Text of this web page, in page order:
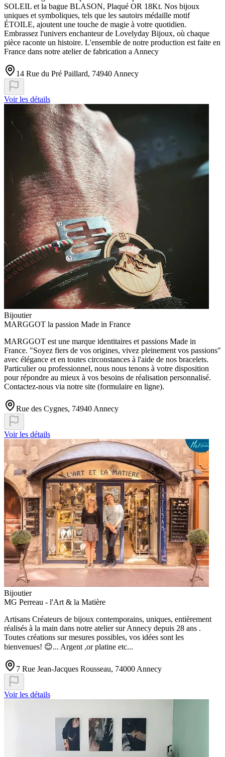
SOLEIL et la bague BLASON, Plaqué OR 18Kt. Nos bijoux
uniques et symboliques, tels que les sautoirs médaille motif
ÉTOILE, ajoutent une touche de magie à votre quotidien.
Embrassez l'univers enchanteur de Lovelyday Bijoux, où chaque
pièce raconte un histoire. L'ensemble de notre production est faite en
France dans notre atelier de fabrication a Annecy
14 Rue du Pré Paillard, 74940 Annecy
Voir les détails
Bijoutier
MARGGOT la passion Made in France
MARGGOT est une marque identitaires et passions Made in
France. "Soyez fiers de vos origines, vivez pleinement vos passions"
avec élégance et en toutes circonstances à l'aide de nos bracelets.
Particulier ou professionnel, nous nous tenons à votre disposition
pour répondre au mieux à vos besoins de réalisation personnalisé.
Contactez-nous via notre site (formulaire en ligne).
Rue des Cygnes, 74940 Annecy
Voir les détails
Bijoutier
MG Perreau - l'Art & la Matière
Artisans Créateurs de bijoux contemporains, uniques, entièrement
réalisés à la main dans notre atelier sur Annecy depuis 28 ans .
Toutes créations sur mesures possibles, vos idées sont les
bienvenues! 😊... Argent ,or platine etc...
7 Rue Jean-Jacques Rousseau, 74000 Annecy
Voir les détails